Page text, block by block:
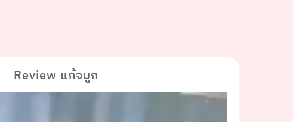
Review แก้จมูก